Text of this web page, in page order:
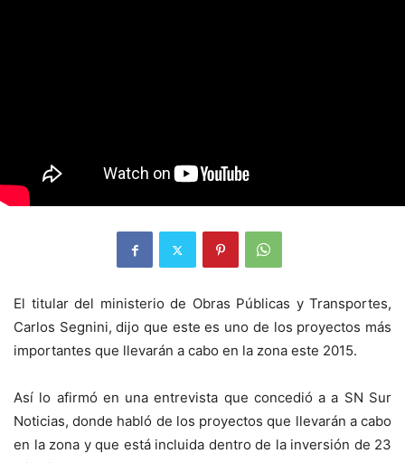
El titular del ministerio de Obras Públicas y Transportes,
Carlos Segnini, dijo que este es uno de los proyectos más
importantes que llevarán a cabo en la zona este 2015.
Así lo afirmó en una entrevista que concedió a a SN Sur
Noticias, donde habló de los proyectos que llevarán a cabo
en la zona y que está incluida dentro de la inversión de 23